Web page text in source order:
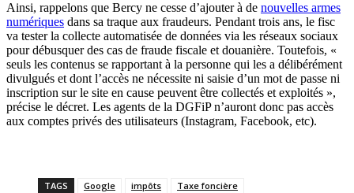
Ainsi, rappelons que Bercy ne cesse d’ajouter à de nouvelles armes
numériques dans sa traque aux fraudeurs. Pendant trois ans, le fisc
va tester la collecte automatisée de données via les réseaux sociaux
pour débusquer des cas de fraude fiscale et douanière. Toutefois, «
seuls les contenus se rapportant à la personne qui les a délibérément
divulgués et dont l’accès ne nécessite ni saisie d’un mot de passe ni
inscription sur le site en cause peuvent être collectés et exploités »,
précise le décret. Les agents de la DGFiP n’auront donc pas accès
aux comptes privés des utilisateurs (Instagram, Facebook, etc).
TAGS Google impôts Taxe foncière